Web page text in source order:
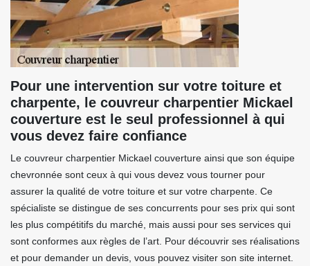
Pour une intervention sur votre toiture et
charpente, le couvreur charpentier Mickael
couverture est le seul professionnel à qui
vous devez faire confiance
Le couvreur charpentier Mickael couverture ainsi que son équipe
chevronnée sont ceux à qui vous devez vous tourner pour
assurer la qualité de votre toiture et sur votre charpente. Ce
spécialiste se distingue de ses concurrents pour ses prix qui sont
les plus compétitifs du marché, mais aussi pour ses services qui
sont conformes aux règles de l’art. Pour découvrir ses réalisations
et pour demander un devis, vous pouvez visiter son site internet.